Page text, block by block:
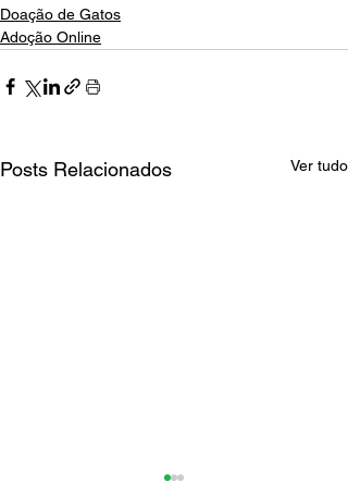
Doação de Gatos
Adoção Online
Posts Relacionados Ver tudo